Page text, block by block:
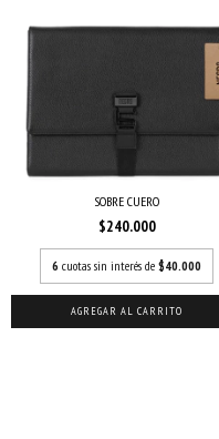
SOBRE CUERO
$240.000
6 cuotas sin interés de $40.000